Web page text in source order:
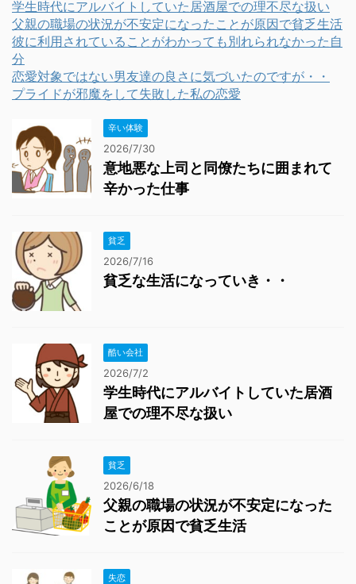
学生時代にアルバイトしていた居酒屋での理不尽な扱い
父親の職場の状況が不安定になったことが原因で貧乏生活
彼に利用されていることがわかっても別れられなかった自
分
恋愛対象ではない男友達の良さに気づいたのですが・・
プライドが邪魔をして失敗した私の恋愛
辛い体験
2026/7/30
意地悪な上司と同僚たちに囲まれて
辛かった仕事
貧乏
2026/7/16
貧乏な生活になっていき・・
酷い会社
2026/7/2
学生時代にアルバイトしていた居酒
屋での理不尽な扱い
貧乏
2026/6/18
父親の職場の状況が不安定になった
ことが原因で貧乏生活
失恋